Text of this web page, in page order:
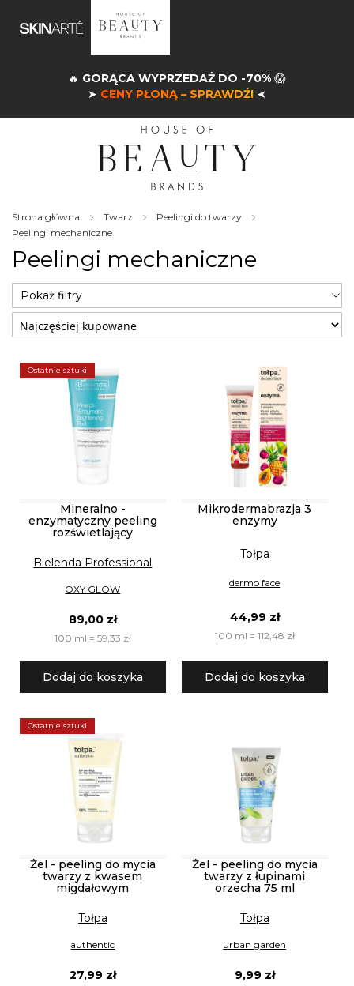
🔥 GORĄCA WYPRZEDAŻ DO -70% 😱
➤ CENY PŁONĄ – SPRAWDŹ! ➤
Strona główna Twarz
Peelingi do twarzy
Peelingi mechaniczne
Peelingi mechaniczne
Ostatnie sztuki
Mineralno -
enzymatyczny peeling
rozświetlający
Bielenda Professional
OXY GLOW
89,00 zł
100 ml = 59,33 zł
Dodaj do koszyka
Mikrodermabrazja 3
enzymy
Tołpa
dermo face
44,99 zł
100 ml = 112,48 zł
Dodaj do koszyka
Ostatnie sztuki
Żel - peeling do mycia
twarzy z kwasem
migdałowym
Tołpa
authentic
27,99 zł
Żel - peeling do mycia
twarzy z łupinami
orzecha 75 ml
Tołpa
urban garden
9,99 zł
Pokaż filtry